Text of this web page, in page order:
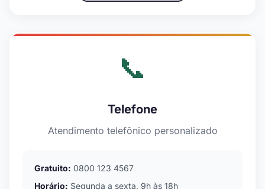
📞
Telefone
Atendimento telefônico personalizado
Gratuito: 0800 123 4567
Horário: Segunda a sexta, 9h às 18h